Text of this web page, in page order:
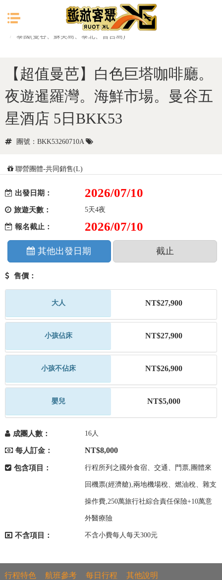
目前位置： 首頁
東南亞
泰國(曼谷、蘇美島、泰北、普吉島)
【超值曼芭】白色巨塔咖啡廳。
夜遊暹羅灣。海鮮市場。曼谷五
星酒店 5日BKK53
團號：BKK53260710A
聯營團體-共同銷售(L)
出發日期： 2026/07/10
旅遊天數： 5天4夜
報名截止： 2026/07/10
其他出發日期 截止
售價：
大人 NT$27,900
小孩佔床 NT$27,900
小孩不佔床 NT$26,900
嬰兒 NT$5,000
成團人數： 16人
每人訂金： NT$8,000
包含項目： 行程所列之國外食宿、交通、門票,團體來
回機票(經濟艙),兩地機場稅、燃油稅、雜支
操作費,250萬旅行社綜合責任保險+10萬意
外醫療險
不含項目： 不含小費每人每天300元
行程特色 航班參考 每日行程 其他說明